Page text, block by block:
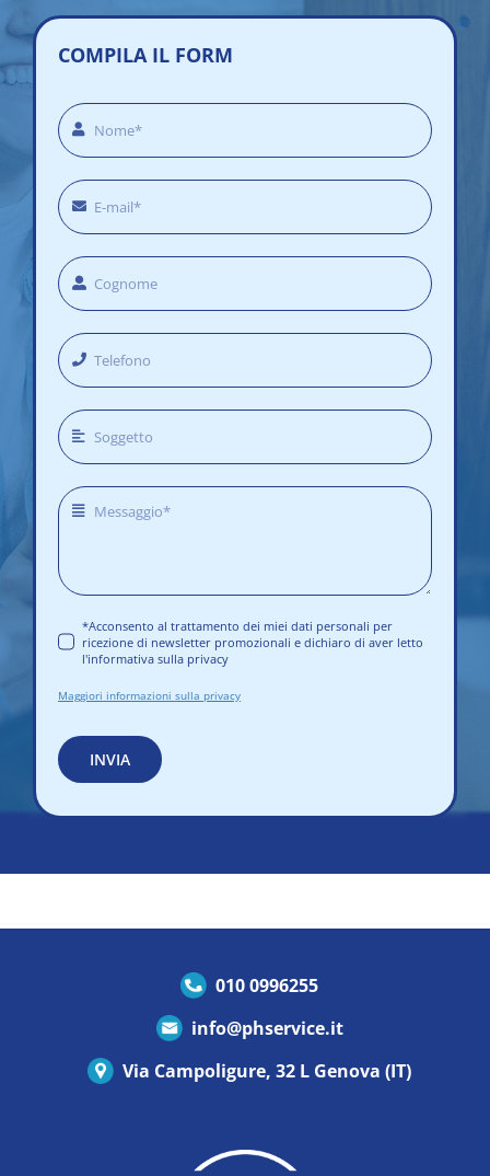
COMPILA IL FORM
*Acconsento al trattamento dei miei dati personali per
ricezione di newsletter promozionali e dichiaro di aver letto
l'informativa sulla privacy
Maggiori informazioni sulla privacy
INVIA
010 0996255
info@phservice.it
Via Campoligure, 32 L Genova (IT)